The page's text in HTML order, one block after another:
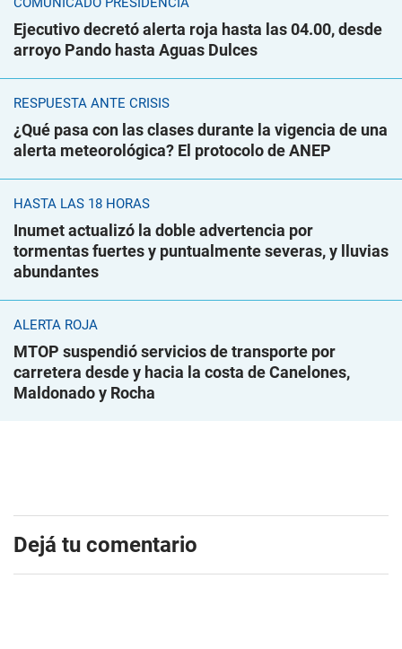
Ejecutivo decretó alerta roja hasta las 04.00, desde
arroyo Pando hasta Aguas Dulces
RESPUESTA ANTE CRISIS
¿Qué pasa con las clases durante la vigencia de una
alerta meteorológica? El protocolo de ANEP
HASTA LAS 18 HORAS
Inumet actualizó la doble advertencia por
tormentas fuertes y puntualmente severas, y lluvias
abundantes
ALERTA ROJA
MTOP suspendió servicios de transporte por
carretera desde y hacia la costa de Canelones,
Maldonado y Rocha
Dejá tu comentario